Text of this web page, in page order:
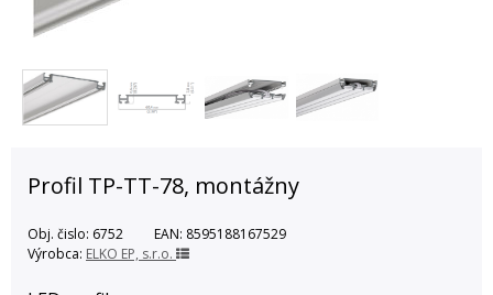
Profil TP-TT-78, montážny
Obj. čislo: 6752 EAN: 8595188167529
Výrobca: ELKO EP, s.r.o.